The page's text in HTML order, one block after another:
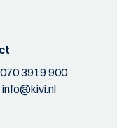
070 3919 900
info@kivi.nl